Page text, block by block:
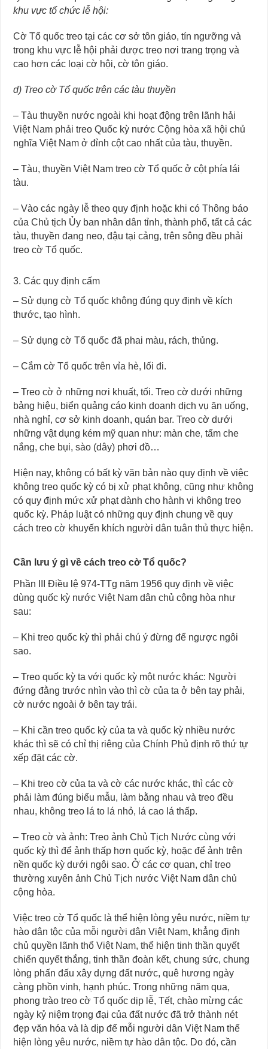
khu vực tổ chức lễ hội:
Cờ Tổ quốc treo tại các cơ sở tôn giáo, tín ngưỡng và
trong khu vực lễ hội phải được treo nơi trang trọng và
cao hơn các loại cờ hội, cờ tôn giáo.
d) Treo cờ Tổ quốc trên các tàu thuyền
– Tàu thuyền nước ngoài khi hoạt động trên lãnh hải
Việt Nam phải treo Quốc kỳ nước Cộng hòa xã hội chủ
nghĩa Việt Nam ở đỉnh cột cao nhất của tàu, thuyền.
– Tàu, thuyền Việt Nam treo cờ Tổ quốc ở cột phía lái
tàu.
– Vào các ngày lễ theo quy định hoặc khi có Thông báo
của Chủ tịch Ủy ban nhân dân tỉnh, thành phố, tất cả các
tàu, thuyền đang neo, đậu tại cảng, trên sông đều phải
treo cờ Tổ quốc.
3. Các quy định cấm
– Sử dụng cờ Tổ quốc không đúng quy định về kích
thước, tạo hình.
– Sử dụng cờ Tổ quốc đã phai màu, rách, thủng.
– Cắm cờ Tổ quốc trên vỉa hè, lối đi.
– Treo cờ ở những nơi khuất, tối. Treo cờ dưới những
bảng hiệu, biển quảng cáo kinh doanh dịch vụ ăn uống,
nhà nghỉ, cơ sở kinh doanh, quán bar. Treo cờ dưới
những vật dụng kém mỹ quan như: màn che, tấm che
nắng, che bụi, sào (dây) phơi đồ…
Hiện nay, không có bất kỳ văn bản nào quy định về việc
không treo quốc kỳ có bị xử phạt không, cũng như không
có quy định mức xử phạt dành cho hành vi không treo
quốc kỳ. Pháp luật có những quy định chung về quy
cách treo cờ khuyến khích người dân tuân thủ thực hiện.
Cần lưu ý gì về cách treo cờ Tổ quốc?
Phần III Điều lệ 974-TTg năm 1956 quy định về việc
dùng quốc kỳ nước Việt Nam dân chủ cộng hòa như
sau:
– Khi treo quốc kỳ thì phải chú ý đừng để ngược ngôi
sao.
– Treo quốc kỳ ta với quốc kỳ một nước khác: Người
đứng đằng trước nhìn vào thì cờ của ta ở bên tay phải,
cờ nước ngoài ở bên tay trái.
– Khi cần treo quốc kỳ của ta và quốc kỳ nhiều nước
khác thì sẽ có chỉ thị riêng của Chính Phủ định rõ thứ tự
xếp đặt các cờ.
– Khi treo cờ của ta và cờ các nước khác, thì các cờ
phải làm đúng biểu mẫu, làm bằng nhau và treo đều
nhau, không treo lá to lá nhỏ, lá cao lá thấp.
– Treo cờ và ảnh: Treo ảnh Chủ Tịch Nước cùng với
quốc kỳ thì để ảnh thấp hơn quốc kỳ, hoặc để ảnh trên
nền quốc kỳ dưới ngôi sao. Ở các cơ quan, chỉ treo
thường xuyên ảnh Chủ Tịch nước Việt Nam dân chủ
cộng hòa.
Việc treo cờ Tổ quốc là thể hiện lòng yêu nước, niềm tự
hào dân tộc của mỗi người dân Việt Nam, khẳng định
chủ quyền lãnh thổ Việt Nam, thể hiện tinh thần quyết
chiến quyết thắng, tinh thần đoàn kết, chung sức, chung
lòng phấn đấu xây dựng đất nước, quê hương ngày
càng phồn vinh, hạnh phúc. Trong những năm qua,
phong trào treo cờ Tổ quốc dịp lễ, Tết, chào mừng các
ngày kỷ niệm trọng đại của đất nước đã trở thành nét
đẹp văn hóa và là dịp để mỗi người dân Việt Nam thể
hiện lòng yêu nước, niềm tự hào dân tộc. Do đó, cần